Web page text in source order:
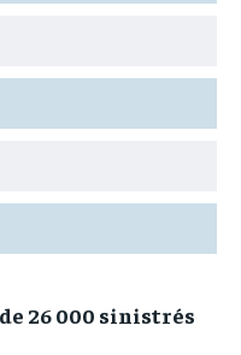
26 000 sinistrés